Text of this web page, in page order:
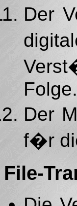
Der
Folge.
Der
f�r
File-